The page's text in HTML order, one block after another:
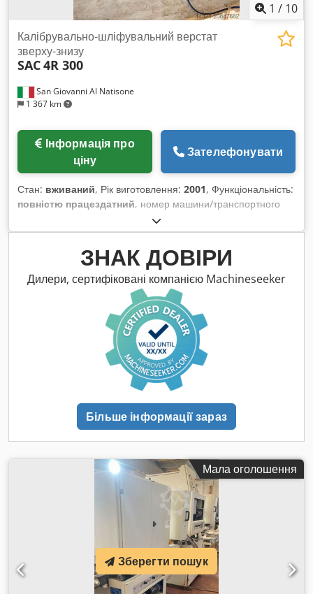
1 / 10
San Giovanni Al Natisone
1 367 km
Калібрувально-шліфувальний верстат
зверху-знизу
SAC4R 300
ціну
Зателефонувати
Стан: вживаний, Рік виготовлення: 2001, Функціональність:
повністю працездатний, номер машини/транспортного
, вхідна напруга:
шліфувальний верстат верх-низ SAC мод. 4R 300 -
відповідає нормам CE - Робоча ширина: 300 мм - Макс.
висота: 150 мм - Мін. висота: 5 мм - Мін. довжина заготовки:
240 мм - 2 верхніх калібрувальних барабани, діаметр 254
мм - 1 верхня щітка - 2 нижніх калібрувальних барабани,
діаметр 254 мм - 1 нижня щітка - Швидкість подачі: 4-16 м/
хв - 4 двигуни по 4 кВт кожен - Напруга: 400 В / 50 Гц
Cjdpsx Riccsfx Acajha - Серійний номер: AA0985 - Рік
ЗНАК ДОВІРИ
Дилери, сертифіковані компанією Machineseeker
Більше інформації зараз
Мала оголошення
Зберегти пошук